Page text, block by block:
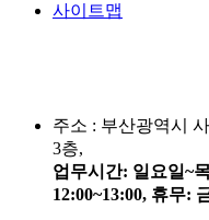
사이트맵
주소 : 부산광역시
3층,
업무시간: 일요일~
12:00~13:00, 휴무: